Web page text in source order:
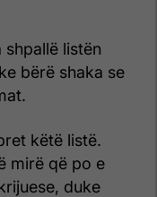
listën
bërë shaka se
këtë listë.
mirë që po e
duke